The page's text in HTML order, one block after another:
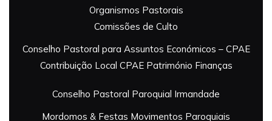
Organismos Pastorais
Comissões de Culto
Conselho Pastoral para Assuntos Económicos – CPAE
Contribuição Local CPAE Património Finanças
Conselho Pastoral Paroquial Irmandade
Mordomos & Festas Movimentos Paroquiais